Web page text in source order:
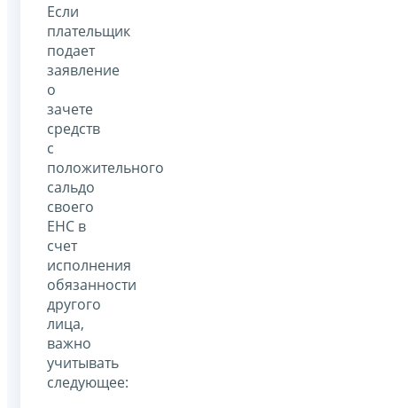
Если
плательщик
подает
заявление
о
зачете
средств
с
положительного
сальдо
своего
ЕНС в
счет
исполнения
обязанности
другого
лица,
важно
учитывать
следующее: